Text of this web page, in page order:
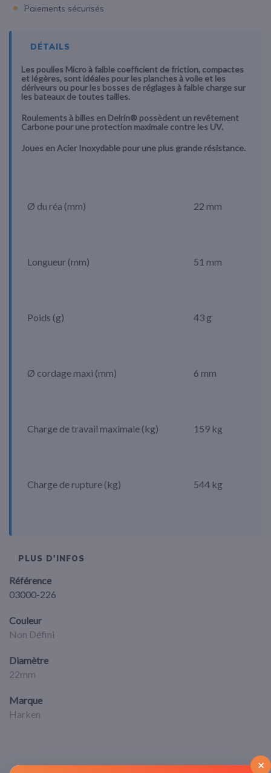
Paiements sécurisés
DÉTAILS
Les poulies Micro à faible coefficient de friction, compactes
et légères, sont idéales pour les planches à voile et les
dériveurs ou pour les bosses de réglages à faible charge sur
les bateaux de toutes tailles.
Roulements à billes en Delrin® possèdent un revêtement
Carbone pour une protection maximale contre les UV.
Joues en Acier Inoxydable pour une plus grande résistance.
Ø du réa (mm) 22 mm
Longueur (mm) 51 mm
Poids (g) 43 g
Ø cordage maxi (mm) 6 mm
Charge de travail maximale (kg) 159 kg
Charge de rupture (kg) 544 kg
PLUS D'INFOS
Référence
03000-226
Couleur
Non Défini
Diamètre
22mm
Marque
Harken
×